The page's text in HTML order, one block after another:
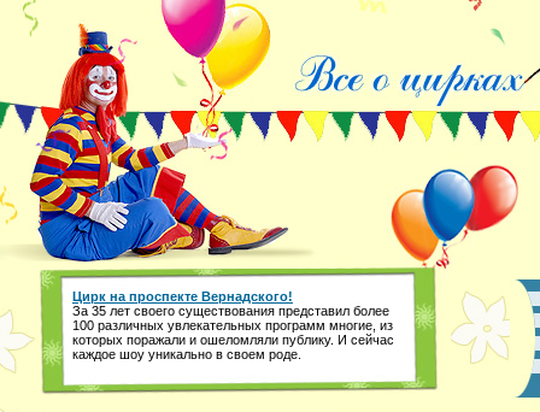
Цирк на проспекте Вернадского!
За 35 лет своего существования представил более
100 различных увлекательных программ многие, из
которых поражали и ошеломляли публику. И сейчас
каждое шоу уникально в своем роде.